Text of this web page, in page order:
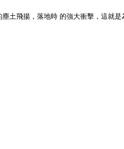
土飛揚，落地時 的強大衝擊，這就